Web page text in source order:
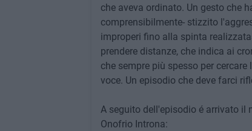
che aveva ordinato. Un gesto che
comprensibilmente- stizzito
improperi fino alla spinta
prendere distanze, che indica ai
che sempre più spesso per
voce. Un episodio che deve farci
A seguito dell'episodio é arrivato il
Onofrio Introna: